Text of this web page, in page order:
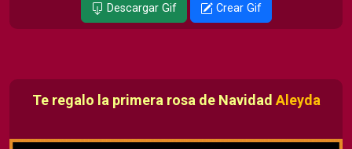
Descargar Gif Crear Gif
Te regalo la primera rosa de Navidad Aleyda